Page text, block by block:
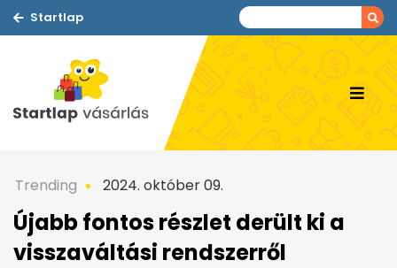
Startlap
Trending 2024. október 09.
Újabb fontos részlet derült ki a
visszaváltási rendszerről